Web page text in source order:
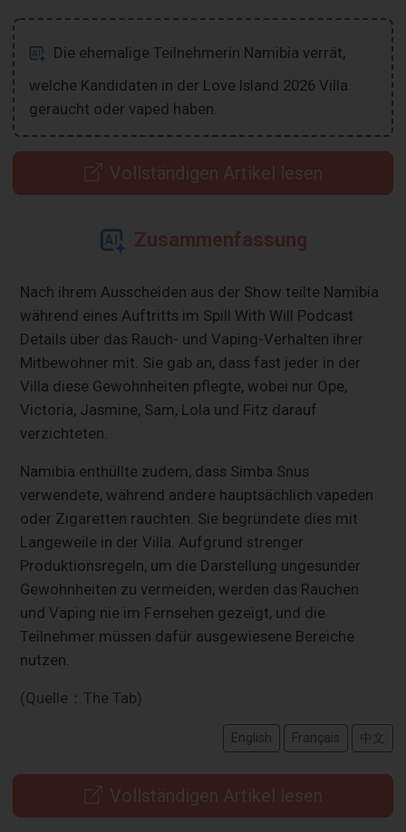
Die ehemalige Teilnehmerin Namibia verrät,
welche Kandidaten in der Love Island 2026 Villa
geraucht oder vaped haben.
Vollständigen Artikel lesen
Zusammenfassung
Nach ihrem Ausscheiden aus der Show teilte Namibia
während eines Auftritts im Spill With Will Podcast
Details über das Rauch- und Vaping-Verhalten ihrer
Mitbewohner mit. Sie gab an, dass fast jeder in der
Villa diese Gewohnheiten pflegte, wobei nur Ope,
Victoria, Jasmine, Sam, Lola und Fitz darauf
verzichteten.
Namibia enthüllte zudem, dass Simba Snus
verwendete, während andere hauptsächlich vapeden
oder Zigaretten rauchten. Sie begründete dies mit
Langeweile in der Villa. Aufgrund strenger
Produktionsregeln, um die Darstellung ungesunder
Gewohnheiten zu vermeiden, werden das Rauchen
und Vaping nie im Fernsehen gezeigt, und die
Teilnehmer müssen dafür ausgewiesene Bereiche
nutzen.
(Quelle：The Tab)
English Français 中文
Vollständigen Artikel lesen